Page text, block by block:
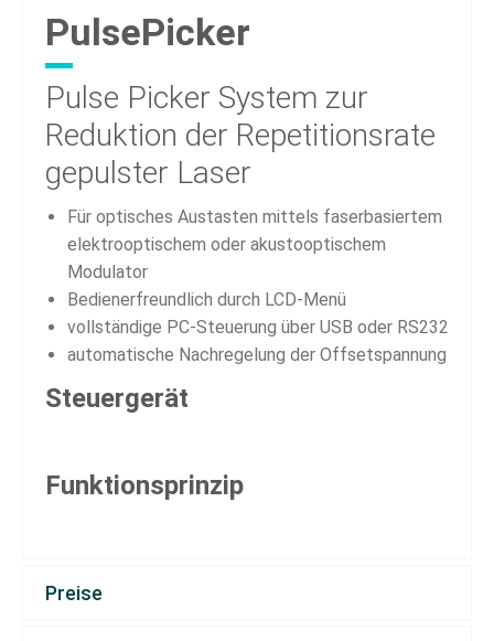
PulsePicker
Pulse Picker System zur
Reduktion der Repetitionsrate
gepulster Laser
Für optisches Austasten mittels faserbasiertem
elektrooptischem oder akustooptischem
Modulator
Bedienerfreundlich durch LCD-Menü
vollständige PC-Steuerung über USB oder RS232
automatische Nachregelung der Offsetspannung
Steuergerät
Funktionsprinzip
Preise